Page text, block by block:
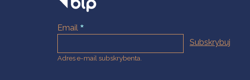
Email
Adres e-mail subskrybenta.